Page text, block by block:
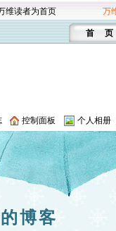
维读者为首页 万
首 页
控制面板 个人相册
博客